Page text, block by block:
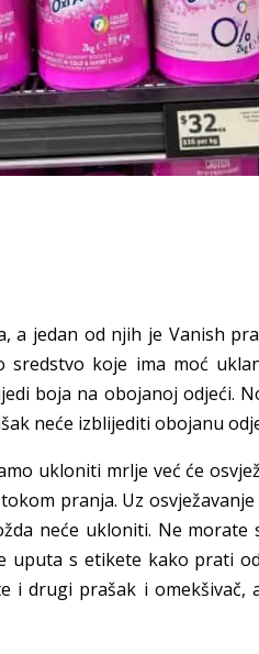
a jedan od njih je Vanish
sredstvo koje ima moć
boja na obojanoj odjeći.
neće izblijediti obojanu
ukloniti mrlje već će
pranja. Uz
neće ukloniti. Ne
uputa s etikete kako prati
i drugi prašak i omekšivač,